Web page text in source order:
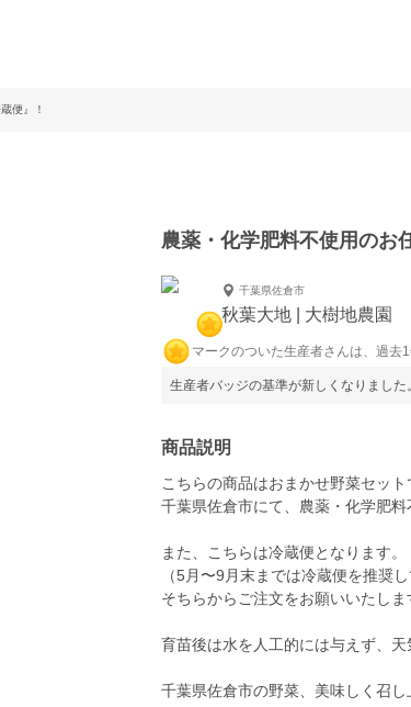
便』！
農薬・化学肥料不使用のお
千葉県佐倉市
秋葉大地 | 大樹地農園
マークのついた生産者さんは、過去
生産者バッジの基準が新しくなりました。
商品説明
こちらの商品はおまかせ野菜セット
千葉県佐倉市にて、農薬・化学肥
また、こちらは冷蔵便となります。
（5月〜9月末までは冷蔵便を推奨
そちらからご注文をお願いいたしま
育苗後は水を人工的には与えず、天
千葉県佐倉市の野菜、美味しく召